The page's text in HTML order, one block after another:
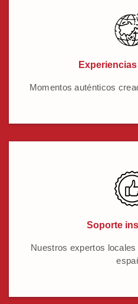
Momentos auténticos
Soporte
Nuestros expertos